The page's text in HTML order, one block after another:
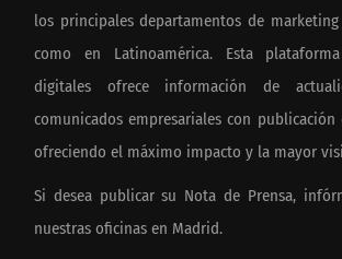
los principales departamentos de
como en Latinoamérica. Esta
digitales ofrece información de
comunicados empresariales con publicación
ofreciendo el máximo impacto y la mayor
Si desea publicar su Nota de Prensa,
nuestras oficinas en Madrid.